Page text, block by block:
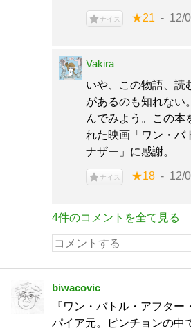
ナイス ★21 12/
Vakira
いや、この物語、読
があるのも知れな
んでみよう。この本
れた映画「ワン・バ
ナザー」に感謝。
ナイス ★18 12/
4件のコメントを全て見る
biwacovic
『ワン・バトル・アフタ
パイア元。ピンチョンの中